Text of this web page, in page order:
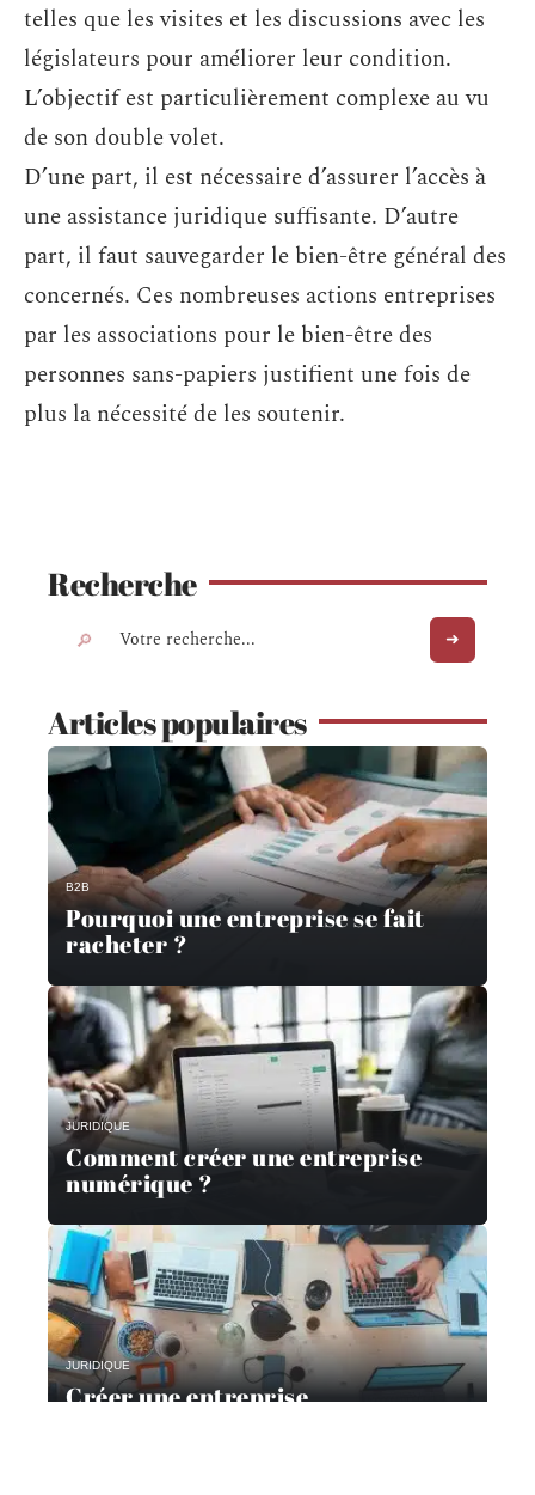
telles que les visites et les discussions avec les
législateurs pour améliorer leur condition.
L’objectif est particulièrement complexe au vu
de son double volet.
D’une part, il est nécessaire d’assurer l’accès à
une assistance juridique suffisante. D’autre
part, il faut sauvegarder le bien-être général des
concernés. Ces nombreuses actions entreprises
par les associations pour le bien-être des
personnes sans-papiers justifient une fois de
plus la nécessité de les soutenir.
Recherche
Articles populaires
B2B
Pourquoi une entreprise se fait
racheter ?
JURIDIQUE
Comment créer une entreprise
numérique ?
JURIDIQUE
Créer une entreprise